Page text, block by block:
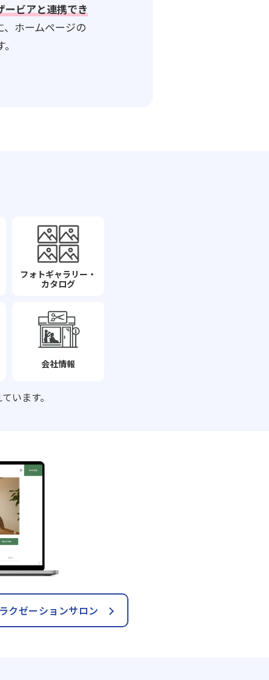
ービアと連携でき
ホームページの
フォトギャラリー・
カタログ
会社情報
います。
クゼーションサロン